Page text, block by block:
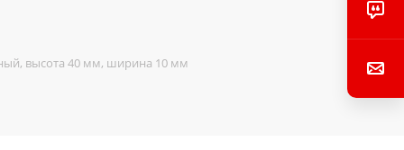
высота 40 мм, ширина 10 мм